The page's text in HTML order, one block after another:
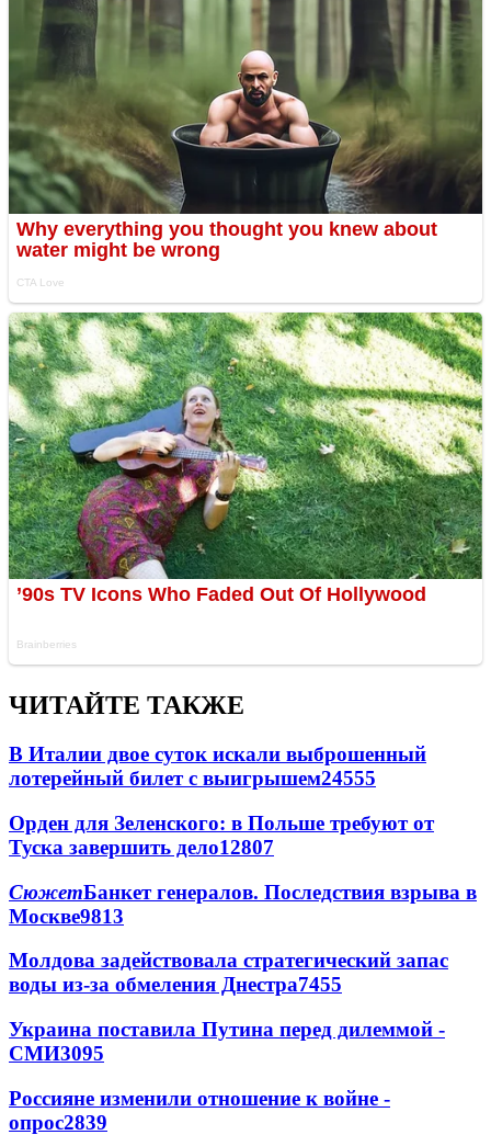
ЧИТАЙТЕ ТАКЖЕ
В Италии двое суток искали выброшенный
лотерейный билет с выигрышем24555
Орден для Зеленского: в Польше требуют от
Туска завершить дело12807
СюжетБанкет генералов. Последствия взрыва в
Москве9813
Молдова задействовала стратегический запас
воды из-за обмеления Днестра7455
Украина поставила Путина перед дилеммой -
СМИ3095
Россияне изменили отношение к войне -
опрос2839